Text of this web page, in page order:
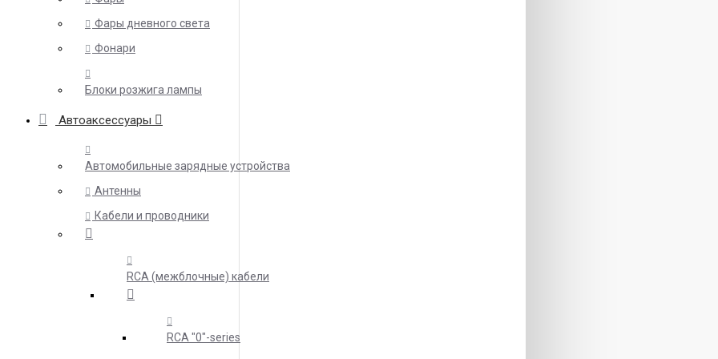
Фары дневного света
Фонари
Блоки розжига лампы
Автоаксессуары
Автомобильные зарядные устройства
Антенны
Кабели и проводники
RCA (межблочные) кабели
RCA "0"-series